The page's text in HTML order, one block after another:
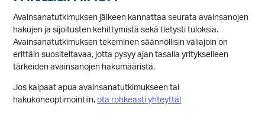
Avainsanatutkimuksen jälkeen kannattaa seurata avainsanojen
hakujen ja sijoitusten kehittymistä sekä tietysti tuloksia.
Avainsanatutkimuksen tekeminen säännöllisin väliajoin on
erittäin suositeltavaa, jotta pysyy ajan tasalla yritykselleen
tärkeiden avainsanojen hakumääristä.
Jos kaipaat apua avainsanatutkimukseen tai
hakukoneoptimointiin,ota rohkeasti yhteyttä!